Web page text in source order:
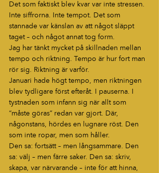
Det som faktiskt blev kvar var inte stressen.
Inte siffrorna. Inte tempot. Det som
stannade var känslan av att något släppt
taget – och något annat tog form.
Jag har tänkt mycket på skillnaden mellan
tempo och riktning. Tempo är hur fort man
rör sig. Riktning är varför.
Januari hade högt tempo, men riktningen
blev tydligare först efteråt. I pauserna. I
tystnaden som infann sig när allt som
“måste göras” redan var gjort. Där,
någonstans, hördes en lugnare röst. Den
som inte ropar, men som håller.
Den sa: fortsätt – men långsammare. Den
sa: välj – men färre saker. Den sa: skriv,
skapa, var närvarande – inte för att hinna,